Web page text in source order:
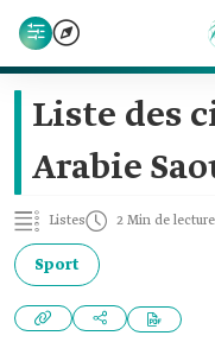
Liste des
Arabie
Listes 2 Min de lecture
Sport